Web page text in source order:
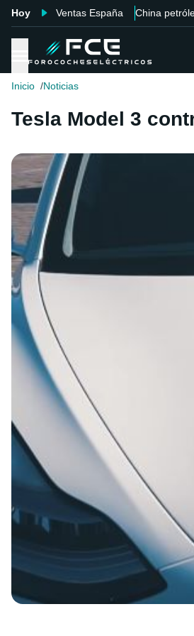
Hoy Ventas España China
Inicio Noticias
Tesla Model 3